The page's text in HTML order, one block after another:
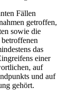
Fällen
getroffen,
sowie die
das
einer
auf
und auf
gehört.